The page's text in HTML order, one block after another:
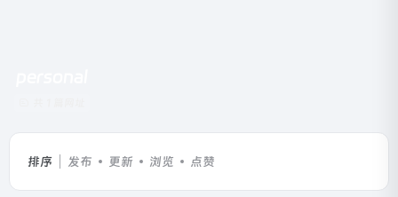
排序 发布 更新 浏览 点赞